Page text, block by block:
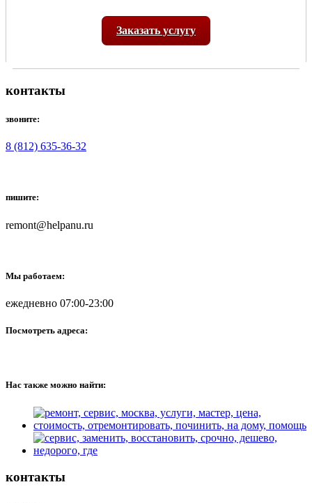
Заказать услугу
контакты
звоните:
8 (812) 635-36-32
пишите:
remont@helpanu.ru
Мы работаем:
ежедневно 07:00-23:00
Посмотреть адреса:
Нас также можно найти:
контакты